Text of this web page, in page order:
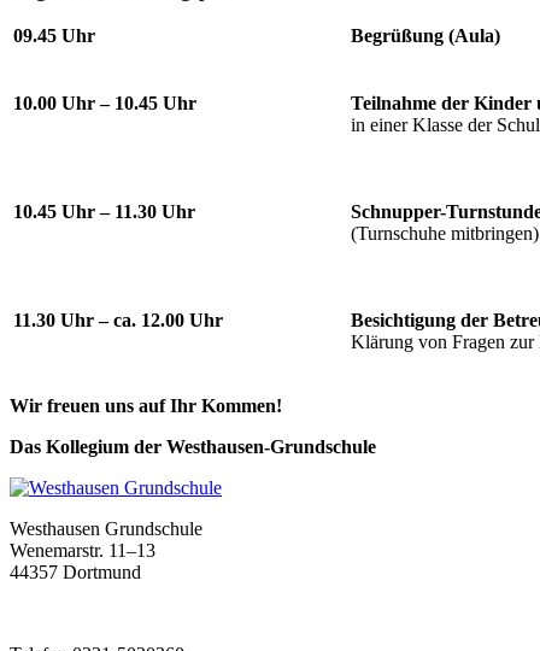
09.45 Uhr Begrüßung (Aula)
10.00 Uhr – 10.45 Uhr
Teilnahme der
in einer Klasse der
10.45 Uhr – 11.30 Uhr
Schnupper-
(Turnschuhe mitbringen)
11.30 Uhr – ca. 12.00 Uhr
Besichtigung der
Klärung von Fragen zur
Wir freuen uns auf Ihr Kommen!
Das Kollegium der Westhausen-Grundschule
Westhausen Grundschule
Wenemarstr. 11–13
44357 Dortmund